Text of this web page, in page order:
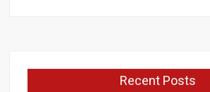
Recent Posts